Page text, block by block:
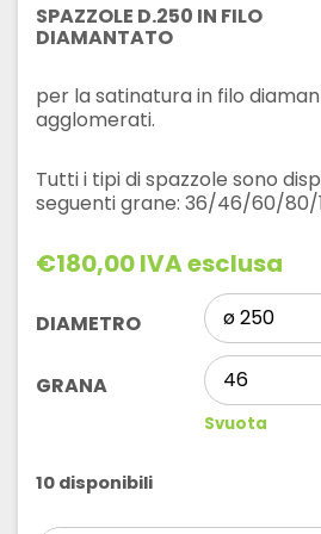
SPAZZOLE D.250 IN FILO
DIAMANTATO
per la satinatura in filo
agglomerati.
Tutti i tipi di spazzole sono
seguenti grane: 36/46/60/
€180,00IVA esclusa
DIAMETRO
GRANA
Svuota
10 disponibili